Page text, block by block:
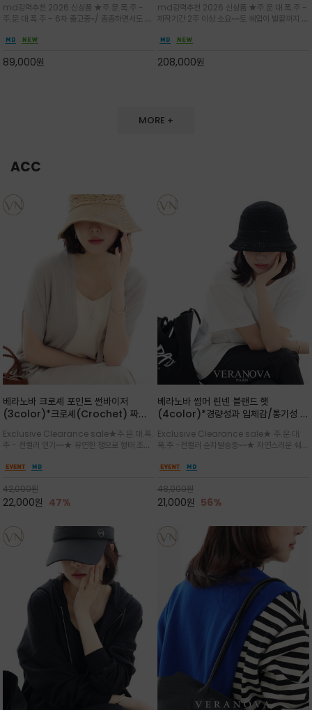
라이크 배색이 조화롭게 어우러진 탑핸
들 숄더백
md강력추천 2026 신상품 ★주.문.폭.주 -
주.문.대.폭.주 - 6차 출고중~/ 촘촘하면서도 입
만들며 부드러운 곡선의 바스켓 실루엣에 넉넉한
양한 연출이
89,000원
스럽게 밝혀주는 슬링백 플랫슈
md강력추천 2026 신상품 ★주.문.대.폭.주 -
제작기간 2주 이상 소요~~토 쉐입이 발끝까지 세
끔한 디자인과 베이직한 컬러감으로 높은 활용도
일까지 두루 잘 어울리는 활2
208,000원
MORE +
ACC
베라노바 크로셰 포인트 썬바이저
(3color)*크로셰(Crochet) 짜임
미닌한 무드를 연출/벨크로 타입이라 휴
대도 간편
Exclusive Clearance sale★주.문.대.폭.
주 - 전컬러 인기~~★ 유연한 챙으로 형태 조절
말아 휴대하기 좋고, 챙의 모양을 살짝 바꿀 수 있
용성을 모두 갖춘 아이템
42,000원
22,000원 47%
베라노바 썸머 린넨 블랜드 햇
(4color)*경량성과 입체감/통기성 좋
쾌적하게 착용/ 뒷트임 있어서 헤어스타
일링에도 편하게 쓰실수 있습니다
Exclusive Clearance sale★ 주.문.대.
폭.주 -전컬러 순차발송중~~★ 자연스러운 쉐입
련된 포인트/베이직한 컬러 구성으로 어떤 스타
용도 높은 아이템
48,000원
21,000원 56%